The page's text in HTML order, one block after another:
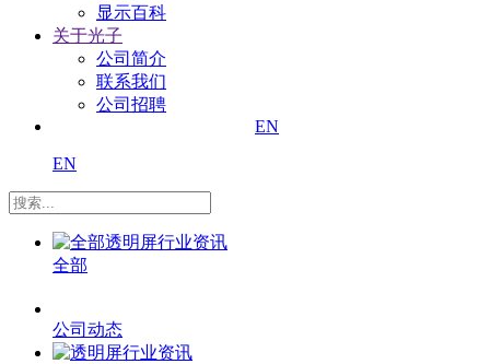
显示百科
关于光子
公司简介
联系我们
公司招聘
EN
EN
全部
公司动态